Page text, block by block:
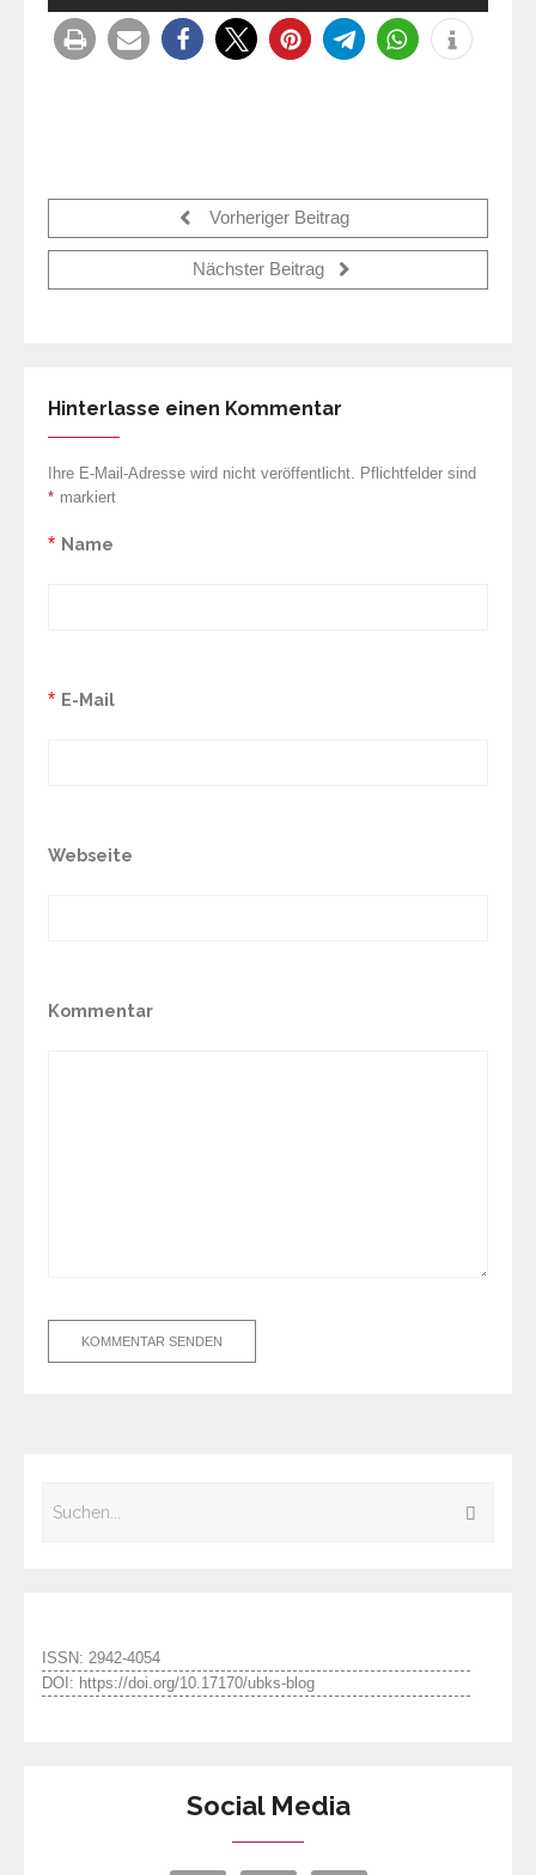
Vorheriger Beitrag
Nächster Beitrag
Hinterlasse einen Kommentar
Ihre E-Mail-Adresse wird nicht veröffentlicht. Pflichtfelder sind
markiert
*
Name
*
E-Mail
*
Webseite
Kommentar
ISSN: 2942-4054
DOI: https://doi.org/10.17170/ubks-blog
Social Media